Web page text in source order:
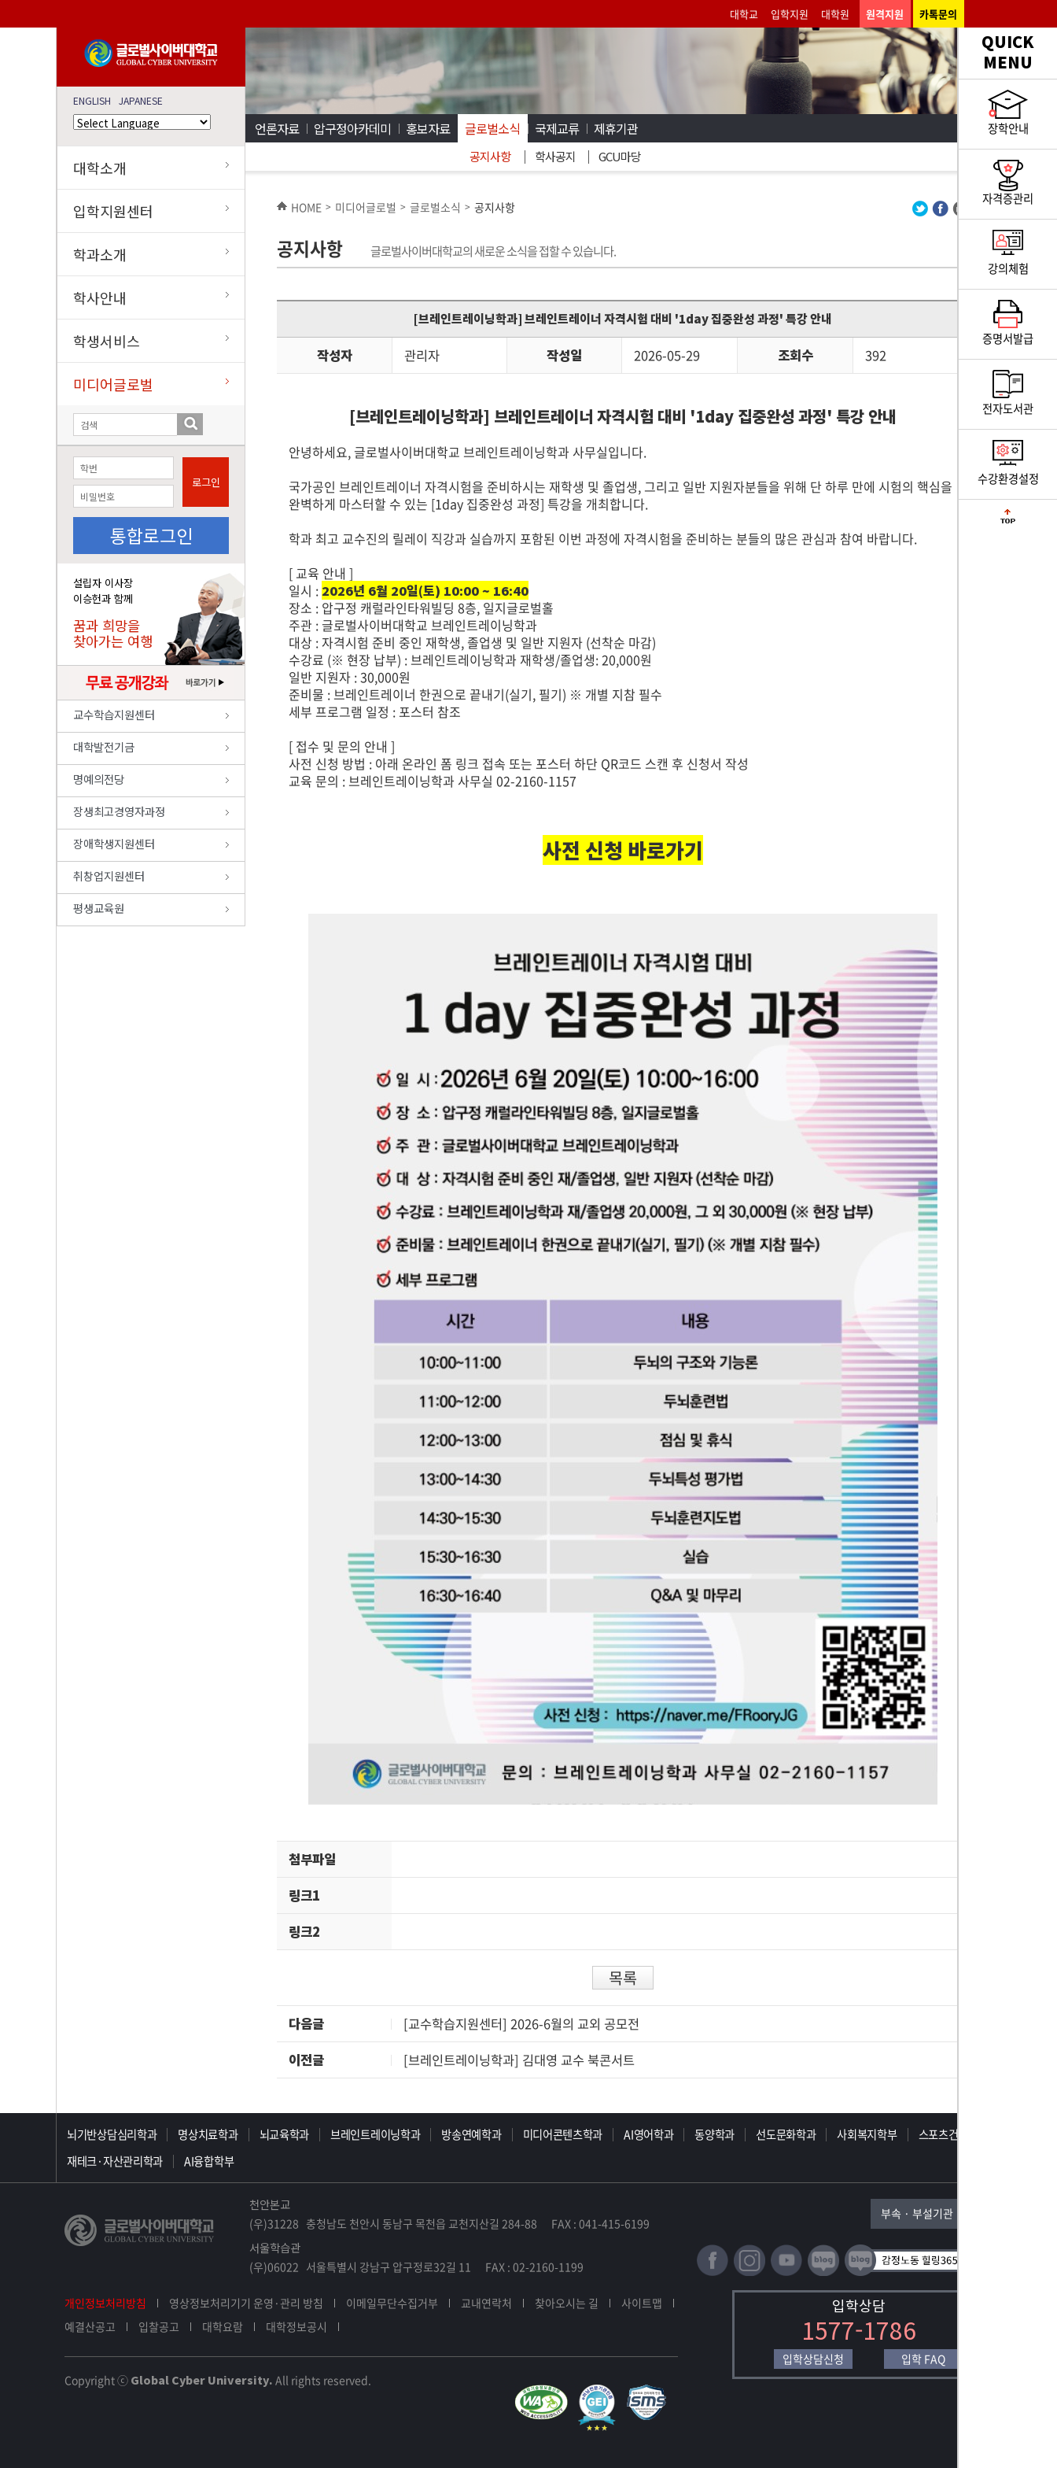
대학교 입학지원 대학원 원격지원 카톡문의
ENGLISH JAPANESE
대학소개
입학지원센터
학과소개
학사안내
학생서비스
미디어글로벌
로그인
통합로그인
설립자 이사장
이승헌과 함께
꿈과 희망을
찾아가는 여행
교수학습지원센터
대학발전기금
명예의전당
장생최고경영자과정
장애학생지원센터
취창업지원센터
평생교육원
언론자료 압구정아카데미 홍보자료 글로벌소식
공지사항 학사공지 GCU마당
국제교류 제휴기관
HOME > 미디어글로벌 > 글로벌소식 > 공지사항
공지사항 글로벌사이버대학교의 새로운 소식을 접할 수 있습니다.
[브레인트레이닝학과] 브레인트레이너 자격시험 대비 '1day 집중완성 과정' 특강 안내
작성자 관리자 작성일 2026-05-29 조회수 392
[브레인트레이닝학과] 브레인트레이너 자격시험 대비 '1day 집중완성 과정' 특강 안내
안녕하세요, 글로벌사이버대학교 브레인트레이닝학과 사무실입니다.
국가공인 브레인트레이너 자격시험을 준비하시는 재학생 및 졸업생, 그리고 일반 지원자분들을 위해 단 하루 만에 시험의 핵심을
완벽하게 마스터할 수 있는 [1day 집중완성 과정] 특강을 개최합니다.
학과 최고 교수진의 릴레이 직강과 실습까지 포함된 이번 과정에 자격시험을 준비하는 분들의 많은 관심과 참여 바랍니다.
[ 교육 안내 ]
일시 : 2026년 6월 20일(토) 10:00 ~ 16:40
장소 : 압구정 캐럴라인타워빌딩 8층, 일지글로벌홀
주관 : 글로벌사이버대학교 브레인트레이닝학과
대상 : 자격시험 준비 중인 재학생, 졸업생 및 일반 지원자 (선착순 마감)
수강료 (※ 현장 납부) : 브레인트레이닝학과 재학생/졸업생: 20,000원
일반 지원자 : 30,000원
준비물 : 브레인트레이너 한권으로 끝내기(실기, 필기) ※ 개별 지참 필수
세부 프로그램 일정 : 포스터 참조
[ 접수 및 문의 안내 ]
사전 신청 방법 : 아래 온라인 폼 링크 접속 또는 포스터 하단 QR코드 스캔 후 신청서 작성
교육 문의 : 브레인트레이닝학과 사무실 02-2160-1157
사전 신청 바로가기
첨부파일
링크1
링크2
목록
다음글
[교수학습지원센터] 2026-6월의 교외 공모전
이전글
[브레인트레이닝학과] 김대영 교수 북콘서트
QUICK
MENU
장학안내
자격증관리
강의체험
증명서발급
전자도서관
수강환경설정
뇌기반상담심리학과 명상치료학과 뇌교육학과 브레인트레이닝학과 방송연예학과 미디어콘텐츠학과 AI영어학과 동양학과 선도문화학과 사회복지학부
스포츠건강학부
재테크·자산관리학과
AI융합학부
천안본교
(우)31228 충청남도 천안시 동남구 목천읍 교천지산길 284-88 FAX : 041-415-6199
서울학습관
(우)06022 서울특별시 강남구 압구정로32길 11 FAX : 02-2160-1199
개인정보처리방침 영상정보처리기기 운영·관리 방침 이메일무단수집거부 교내연락처 찾아오시는 길
사이트맵
예결산공고
입찰공고 대학요람 대학정보공시
부속 · 부설기관
입학상담
1577-1786
입학상담신청
입학 FAQ
Copyright ⓒ Global Cyber University. All rights reserved.